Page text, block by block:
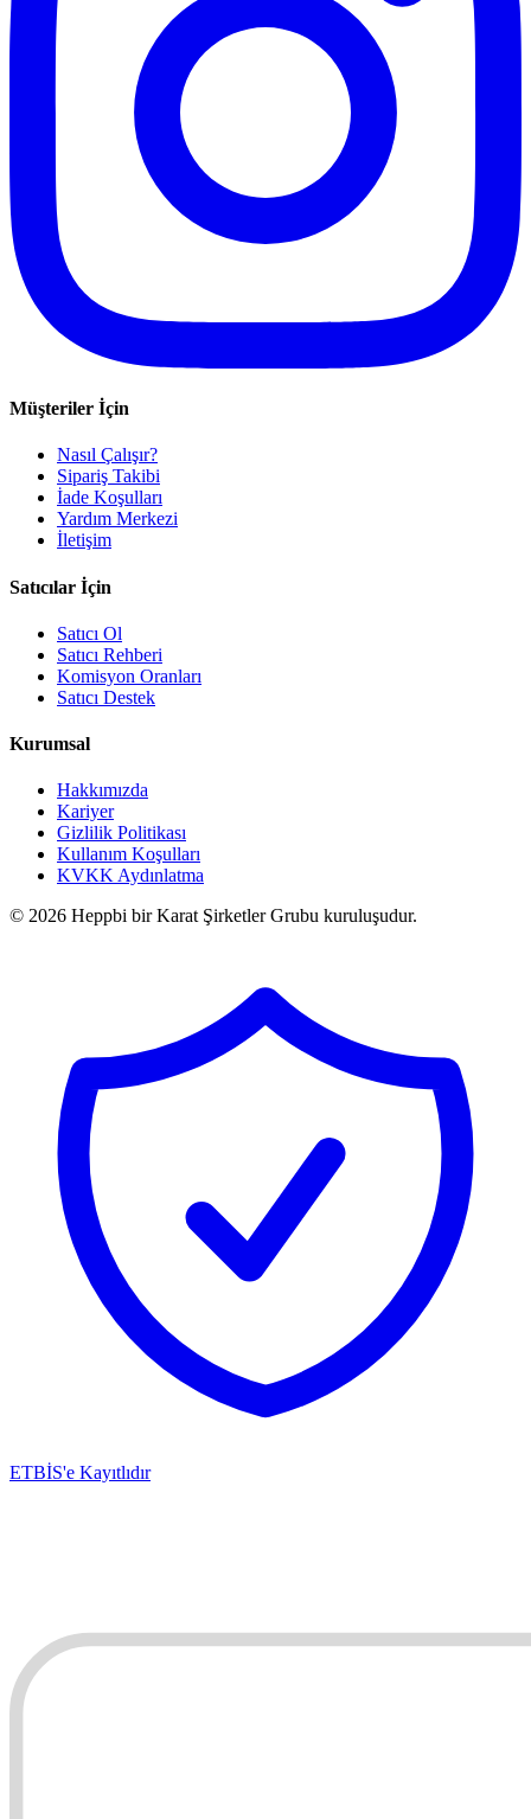
Müşteriler İçin
Nasıl Çalışır?
Sipariş Takibi
İade Koşulları
Yardım Merkezi
İletişim
Satıcılar İçin
Satıcı Ol
Satıcı Rehberi
Komisyon Oranları
Satıcı Destek
Kurumsal
Hakkımızda
Kariyer
Gizlilik Politikası
Kullanım Koşulları
KVKK Aydınlatma
© 2026 Heppbi bir Karat Şirketler Grubu kuruluşudur.
ETBİS'e Kayıtlıdır